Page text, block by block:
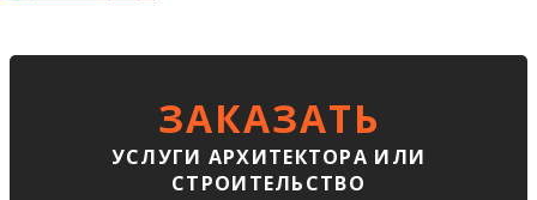
ЗАКАЗАТЬ
УСЛУГИ АРХИТЕКТОРА ИЛИ
СТРОИТЕЛЬСТВО